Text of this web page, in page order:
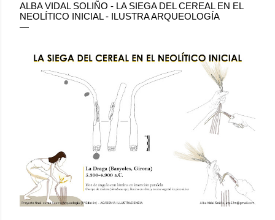
ALBA VIDAL SOLIÑO - LA SIEGA DEL CEREAL EN EL
NEOLÍTICO INICIAL - ILUSTRA ARQUEOLOGÍA